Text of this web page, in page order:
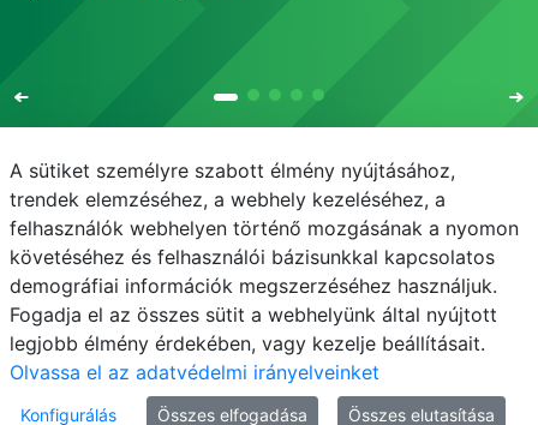
E-mail Telefonkönyv NEPTUN
E-learning
Bejelentkezés
Adatvédelem
A sütiket személyre szabott élmény nyújtásához,
trendek elemzéséhez, a webhely kezeléséhez, a
felhasználók webhelyen történő mozgásának a nyomon
követéséhez és felhasználói bázisunkkal kapcsolatos
demográfiai információk megszerzéséhez használjuk.
Fogadja el az összes sütit a webhelyünk által nyújtott
legjobb élmény érdekében, vagy kezelje beállításait.
Olvassa el az adatvédelmi irányelveinket
Konfigurálás Összes elfogadása Összes elutasítása